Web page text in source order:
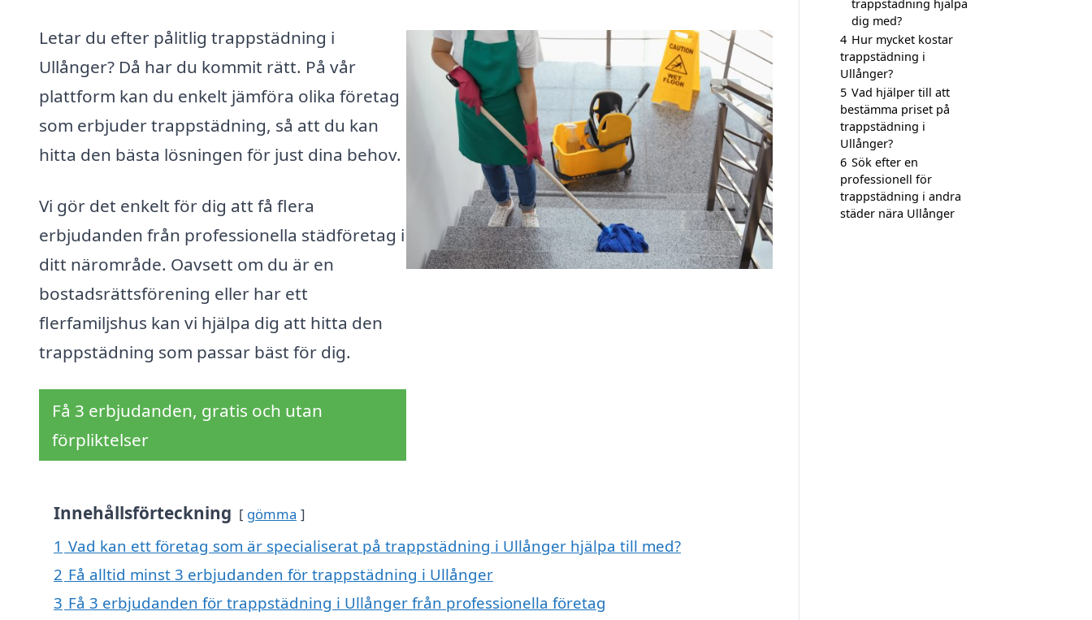
Letar du efter pålitlig trappstädning i
Ullånger? Då har du kommit rätt. På vår
plattform kan du enkelt jämföra olika företag
som erbjuder trappstädning, så att du kan
hitta den bästa lösningen för just dina behov.
Vi gör det enkelt för dig att få flera
erbjudanden från professionella städföretag i
ditt närområde. Oavsett om du är en
bostadsrättsförening eller har ett
flerfamiljshus kan vi hjälpa dig att hitta den
trappstädning som passar bäst för dig.
Få 3 erbjudanden, gratis och utan
förpliktelser
Innehållsförteckning gömma
1 Vad kan ett företag som är specialiserat på trappstädning i Ullånger hjälpa till med?
2 Få alltid minst 3 erbjudanden för trappstädning i Ullånger
3 Få 3 erbjudanden för trappstädning i Ullånger från professionella företag
trappstädning hjälpa
dig med?
4 Hur mycket kostar
trappstädning i
Ullånger?
5 Vad hjälper till att
bestämma priset på
trappstädning i
Ullånger?
6 Sök efter en
professionell för
trappstädning i andra
städer nära Ullånger